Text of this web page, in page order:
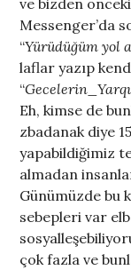
ve bizden
Messenger’da
“Yürüdüğüm yol
laflar yazıp
“
Eh, kimse de
zbadanak diye
yapabildiğimiz
almadan
Günümüzde bu
sebepleri var
çok fazla ve